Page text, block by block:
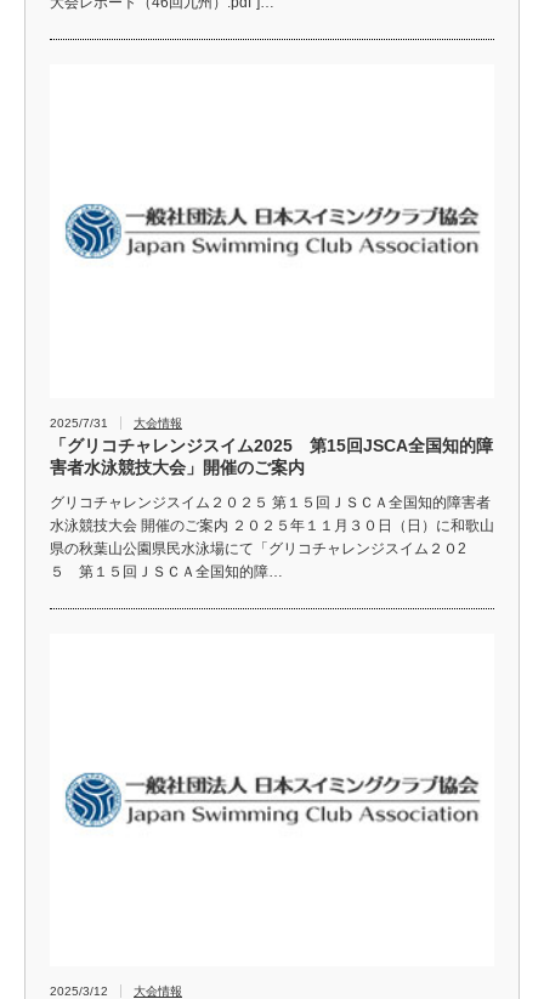
2025/7/31 大会情報
「グリコチャレンジスイム2025 第15回JSCA全国知的障
害者水泳競技大会」開催のご案内
グリコチャレンジスイム２０２５ 第１５回ＪＳＣＡ全国知的障害者
水泳競技大会 開催のご案内 ２０２５年１１月３０日（日）に和歌山
県の秋葉山公園県民水泳場にて「グリコチャレンジスイム２０2
５ 第１５回ＪＳＣＡ全国知的障…
2025/3/12 大会情報